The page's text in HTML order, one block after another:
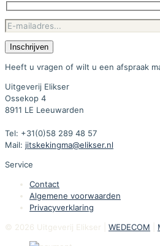
Heeft u vragen of wilt u een afspraak
Uitgeverij Elikser
Ossekop 4
8911 LE Leeuwarden
Tel: +31(0)58 289 48 57
Mail: jitskekingma@elikser.nl
Service
Contact
Algemene voorwaarden
Privacyverklaring
© 2026 Uitgeverij Elikser | WEDECOM